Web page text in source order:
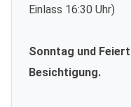
Einlass 16:30 Uhr)
Sonntag und
Besichtigung.